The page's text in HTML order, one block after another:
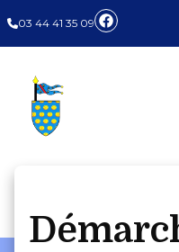
03 44 41 35 09
Panneau de gestion des